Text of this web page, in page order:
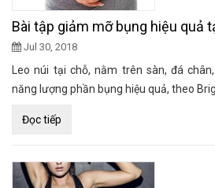
Bài tập giảm mỡ bụng hiệu quả
Jul 30, 2018
Leo núi tại chỗ, nằm trên sàn, đá
năng lượng phần bụng hiệu quả, theo
Đọc tiếp